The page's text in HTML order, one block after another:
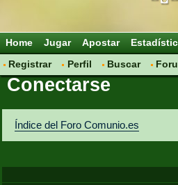
Home Jugar Apostar
Registrar
Perfil Buscar
Conectarse
Índice del Foro Comunio.es